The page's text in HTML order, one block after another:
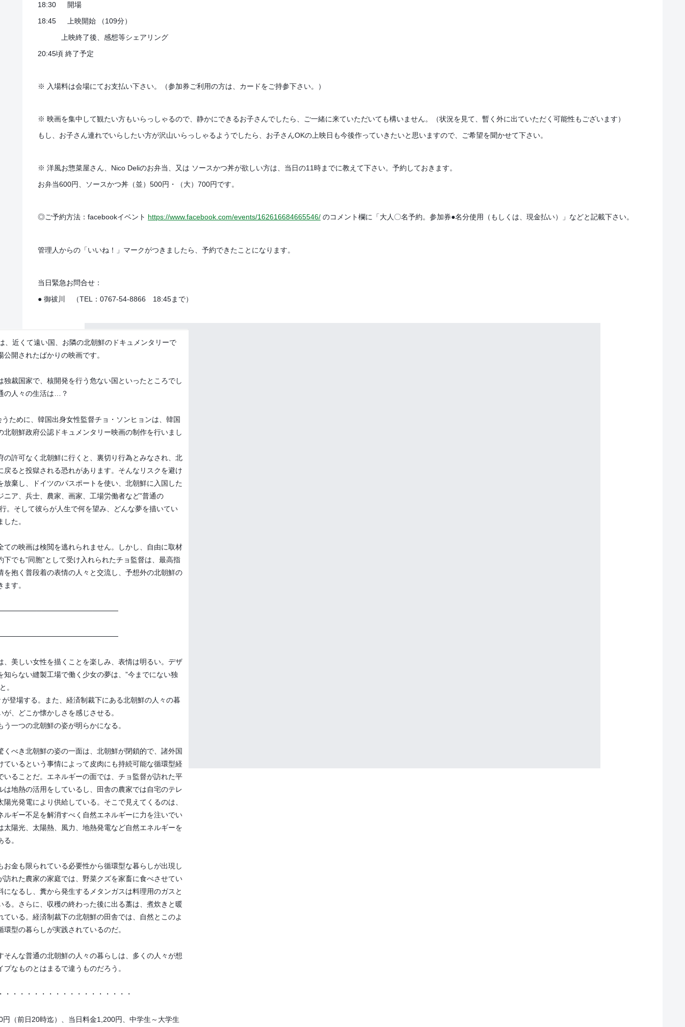
18:30 開場
18:45 上映開始 （109分）
上映終了後、感想等シェアリング
20:45頃 終了予定
※ 入場料は会場にてお支払い下さい。（参加券ご利用の方は、カードをご持参下さい。）
※ 映画を集中して観たい方もいらっしゃるので、静かにできるお子さんでしたら、ご一緒に来ていただいても構いません。（状況を見て、暫く外に出ていただく可能性もございます）
もし、お子さん連れでいらしたい方が沢山いらっしゃるようでしたら、お子さんOKの上映日も今後作っていきたいと思いますので、ご希望を聞かせて下さい。
※ 洋風お惣菜屋さん、Nico Deliのお弁当、又は ソースかつ丼が欲しい方は、当日の11時までに教えて下さい。予約しておきます。
お弁当600円、ソースかつ丼（並）500円・（大）700円です。
◎ご予約方法：facebookイベント https://www.facebook.com/events/162616684665546/ のコメント欄に「大人〇名予約。参加券●名分使用（もしくは、現金払い）」などと記載下さい。
管理人からの「いいね！」マークがつきましたら、予約できたことになります。
当日緊急お問合せ：
● 御祓川 （TEL：0767-54-8866 18:45まで）
、近くて遠い国、お隣の北朝鮮のドキュメンタリーで
開されたばかりの映画です。
独裁国家で、核開発を行う危ない国といったところでし
の人々の生活は…？
うために、韓国出身女性監督チョ・ソンヒョンは、韓国
北朝鮮政府公認ドキュメンタリー映画の制作を行いまし
の許可なく北朝鮮に行くと、裏切り行為とみなされ、北
戻ると投獄される恐れがあります。そんなリスクを避け
放棄し、ドイツのパスポートを使い、北朝鮮に入国した
ニア、兵士、農家、画家、工場労働者など”普通の
。そして彼らが人生で何を望み、どんな夢を描いてい
した。
ての映画は検閲を逃れられません。しかし、自由に取材
下でも”同胞”として受け入れられたチョ監督は、最高指
を抱く普段着の表情の人々と交流し、予想外の北朝鮮の
ます。
、美しい女性を描くことを楽しみ、表情は明るい。デザ
知らない縫製工場で働く少女の夢は、”今までにない独
。
が登場する。また、経済制裁下にある北朝鮮の人々の暮
、どこか懐かしさを感じさせる。
一つの北朝鮮の姿が明らかになる。
くべき北朝鮮の姿の一面は、北朝鮮が閉鎖的で、諸外国
ているという事情によって皮肉にも持続可能な循環型経
いることだ。エネルギーの面では、チョ監督が訪れた平
は地熱の活用をしているし、田舎の農家では自宅のテレ
陽光発電により供給している。そこで見えてくるのは、
ルギー不足を解消すべく自然エネルギーに力を注いでい
太陽光、太陽熱、風力、地熱発電など自然エネルギーを
る。
お金も限られている必要性から循環型な暮らしが出現し
訪れた農家の家庭では、野菜クズを家畜に食べさせてい
になるし、糞から発生するメタンガスは料理用のガスと
る。さらに、収穫の終わった後に出る藁は、煮炊きと暖
ている。経済制裁下の北朝鮮の田舎では、自然とこのよ
環型の暮らしが実践されているのだ。
そんな普通の北朝鮮の人々の暮らしは、多くの人々が想
プなものとはまるで違うものだろう。
・・・・・・・・・・・・・・・・・・
円（前日20時迄）、当日料金1,200円、中学生～大学生